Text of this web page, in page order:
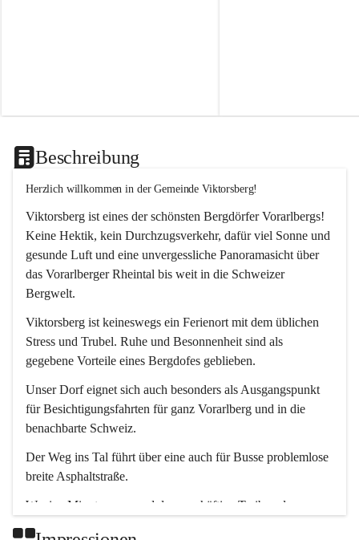
Beschreibung
Herzlich willkommen in der Gemeinde Viktorsberg!
Viktorsberg ist eines der schönsten Bergdörfer Vorarlbergs!
Keine Hektik, kein Durchzugsverkehr, dafür viel Sonne und
gesunde Luft und eine unvergessliche Panoramasicht über
das Vorarlberger Rheintal bis weit in die Schweizer
Bergwelt.
Viktorsberg ist keineswegs ein Ferienort mit dem üblichen
Stress und Trubel. Ruhe und Besonnenheit sind als
gegebene Vorteile eines Bergdofes geblieben.
Unser Dorf eignet sich auch besonders als Ausgangspunkt
für Besichtigungsfahrten für ganz Vorarlberg und in die
benachbarte Schweiz.
Der Weg ins Tal führt über eine auch für Busse problemlose
breite Asphaltstraße.
Wenige Minuten nur, und das geschäftige Treiben der